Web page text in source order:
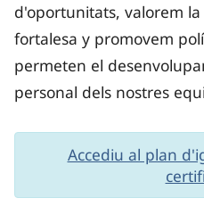
d'oportunitats, valorem
fortalesa y promovem
permeten el
personal dels nostres
Accediu al plan